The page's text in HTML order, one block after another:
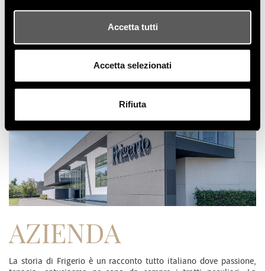
Accetta tutti
Accetta selezionati
Rifiuta
AZIENDA
La storia di Frigerio è un racconto tutto italiano dove passione,